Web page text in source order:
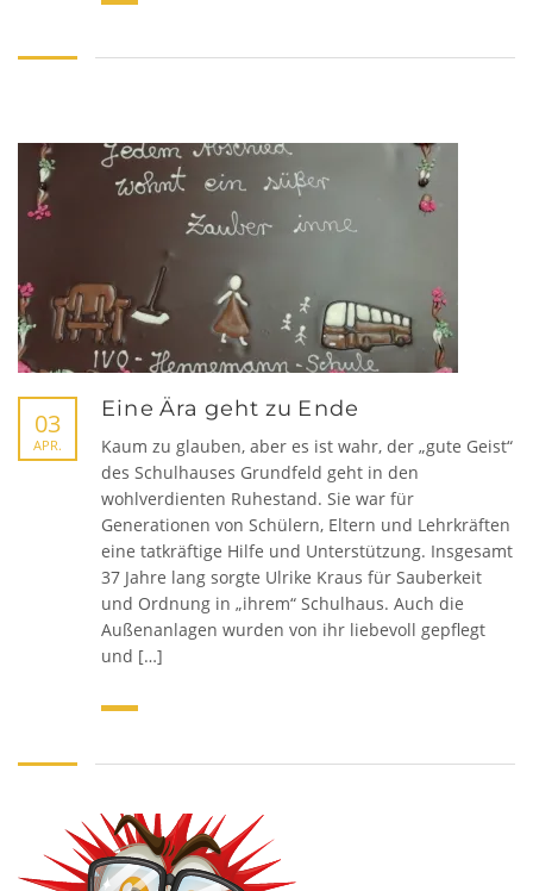
03
APR.
Eine Ära geht zu Ende
Kaum zu glauben, aber es ist wahr, der „gute Geist“
des Schulhauses Grundfeld geht in den
wohlverdienten Ruhestand. Sie war für
Generationen von Schülern, Eltern und Lehrkräften
eine tatkräftige Hilfe und Unterstützung. Insgesamt
37 Jahre lang sorgte Ulrike Kraus für Sauberkeit
und Ordnung in „ihrem“ Schulhaus. Auch die
Außenanlagen wurden von ihr liebevoll gepflegt
und […]
SCHULHAUS UNNERSDORF